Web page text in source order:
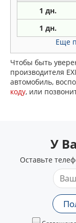
1 дн.
1 дн.
Еще
Чтобы быть
производителя
автомобиль,
коду, или
У
Оставьте